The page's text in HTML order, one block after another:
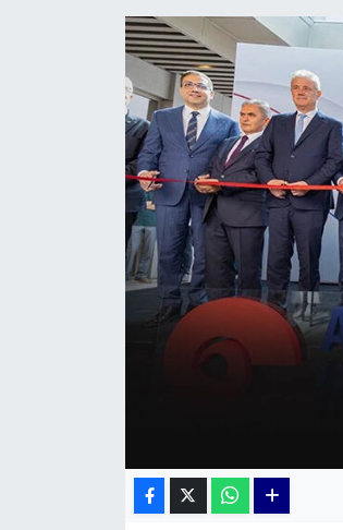
KÜLTÜR SANAT
MAGAZİN
POLİTİKA
Siyaset
YEREL POLİTİKA